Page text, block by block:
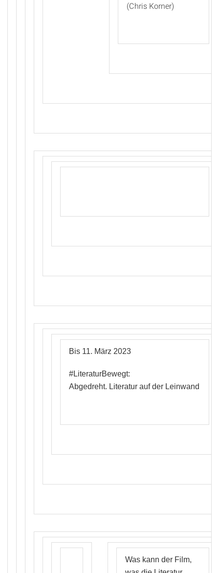
(Chris Korner)
Bis 11. März 2023
#LiteraturBewegt:
Abgedreht. Literatur auf der Leinwand
Was kann der Film,